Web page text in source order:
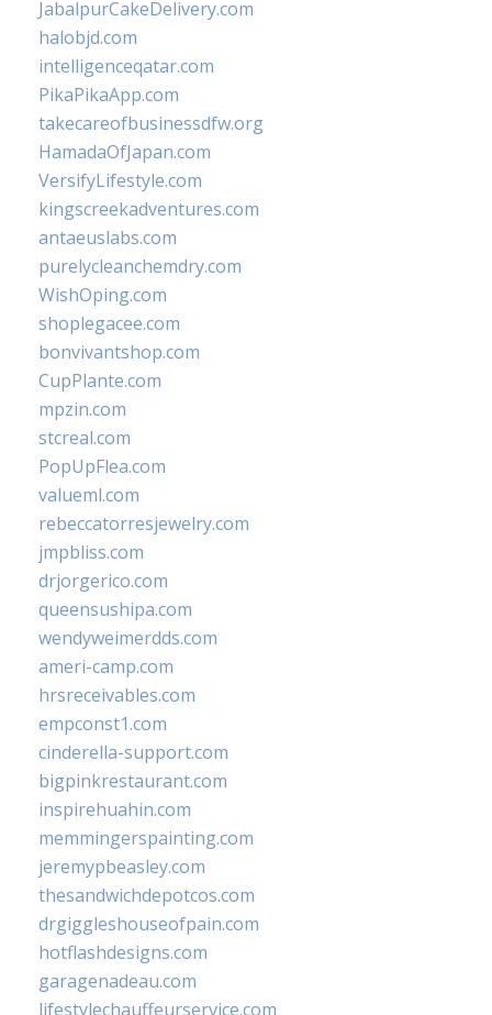
JabalpurCakeDelivery.com
halobjd.com
intelligenceqatar.com
PikaPikaApp.com
takecareofbusinessdfw.org
HamadaOfJapan.com
VersifyLifestyle.com
kingscreekadventures.com
antaeuslabs.com
purelycleanchemdry.com
WishOping.com
shoplegacee.com
bonvivantshop.com
CupPlante.com
mpzin.com
stcreal.com
PopUpFlea.com
valueml.com
rebeccatorresjewelry.com
jmpbliss.com
drjorgerico.com
queensushipa.com
wendyweimerdds.com
ameri-camp.com
hrsreceivables.com
empconst1.com
cinderella-support.com
bigpinkrestaurant.com
inspirehuahin.com
memmingerspainting.com
jeremypbeasley.com
thesandwichdepotcos.com
drgiggleshouseofpain.com
hotflashdesigns.com
garagenadeau.com
lifestylechauffeurservice.com